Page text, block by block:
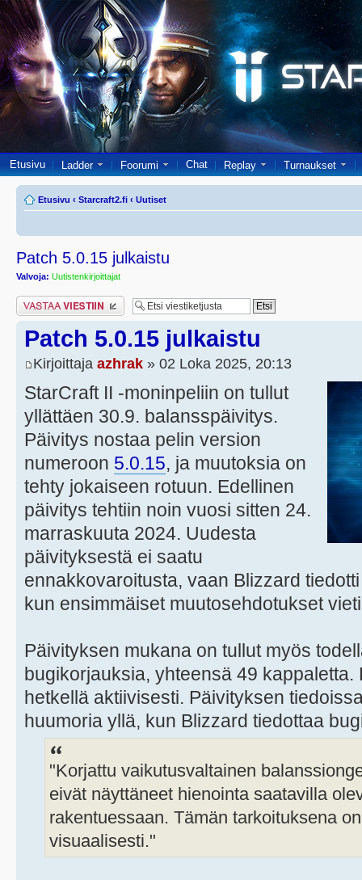
Etusivu Ladder Foorumi Chat Replay Turnaukset
Etusivu ‹ Starcraft2.fi ‹ Uutiset
Patch 5.0.15 julkaistu
Valvoja: Uutistenkirjoittajat
Lähetä vastaus
Patch 5.0.15 julkaistu
Kirjoittaja azhrak » 02 Loka 2025, 20:13
StarCraft II -moninpeliin on tullut
yllättäen 30.9. balansspäivitys.
Päivitys nostaa pelin version
numeroon 5.0.15, ja muutoksia on
tehty jokaiseen rotuun. Edellinen
päivitys tehtiin noin vuosi sitten 24.
marraskuuta 2024. Uudesta
päivityksestä ei saatu
ennakkovaroitusta, vaan Blizzard
kun ensimmäiset muutosehdotukset
Päivityksen mukana on tullut myös
bugikorjauksia, yhteensä 49 kappaletta.
hetkellä aktiivisesti. Päivityksen
huumoria yllä, kun Blizzard tiedottaa
"Korjattu vaikutusvaltainen
eivät näyttäneet hienointa saatavilla
rakentuessaan. Tämän tarkoituksena
visuaalisesti."